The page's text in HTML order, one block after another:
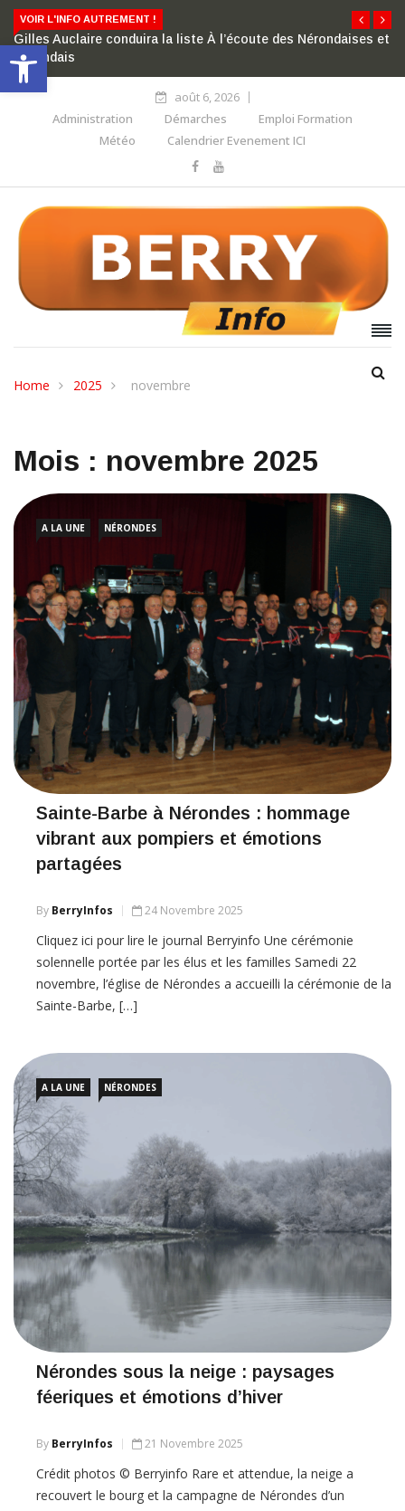
Ouvrir la barre d’outils
VOIR L'INFO AUTREMENT !
Gilles Auclaire conduira la liste À l’écoute des Nérondaises et
Nérondais
août 6, 2026
Administration
Démarches
Emploi Formation
Météo
Calendrier Evenement ICI
Home 2025 novembre
Mois : novembre 2025
A LA UNE NÉRONDES
Sainte-Barbe à Nérondes : hommage
vibrant aux pompiers et émotions
partagées
By BerryInfos 24 Novembre 2025
Cliquez ici pour lire le journal Berryinfo Une cérémonie
solennelle portée par les élus et les familles Samedi 22
novembre, l’église de Nérondes a accueilli la cérémonie de la
Sainte-Barbe, […]
A LA UNE NÉRONDES
Nérondes sous la neige : paysages
féeriques et émotions d’hiver
By BerryInfos 21 Novembre 2025
Crédit photos © Berryinfo Rare et attendue, la neige a
recouvert le bourg et la campagne de Nérondes d’un